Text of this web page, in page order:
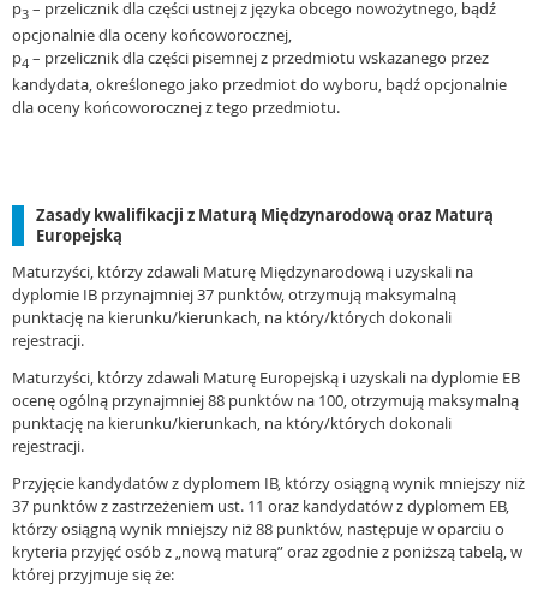
p3 – przelicznik dla części ustnej z języka obcego nowożytnego, bądź
opcjonalnie dla oceny końcoworocznej,
p4 – przelicznik dla części pisemnej z przedmiotu wskazanego przez
kandydata, określonego jako przedmiot do wyboru, bądź opcjonalnie
dla oceny końcoworocznej z tego przedmiotu.
Zasady kwalifikacji z Maturą Międzynarodową oraz Maturą
Europejską
Maturzyści, którzy zdawali Maturę Międzynarodową i uzyskali na
dyplomie IB przynajmniej 37 punktów, otrzymują maksymalną
punktację na kierunku/kierunkach, na który/których dokonali
rejestracji.
Maturzyści, którzy zdawali Maturę Europejską i uzyskali na dyplomie EB
ocenę ogólną przynajmniej 88 punktów na 100, otrzymują maksymalną
punktację na kierunku/kierunkach, na który/których dokonali
rejestracji.
Przyjęcie kandydatów z dyplomem IB, którzy osiągną wynik mniejszy niż
37 punktów z zastrzeżeniem ust. 11 oraz kandydatów z dyplomem EB,
którzy osiągną wynik mniejszy niż 88 punktów, następuje w oparciu o
kryteria przyjęć osób z „nową maturą” oraz zgodnie z poniższą tabelą, w
której przyjmuje się że: